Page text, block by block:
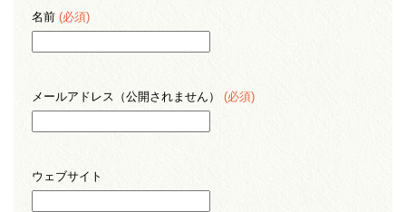
名前 (必須)
メールアドレス（公開されません） (必須)
ウェブサイト